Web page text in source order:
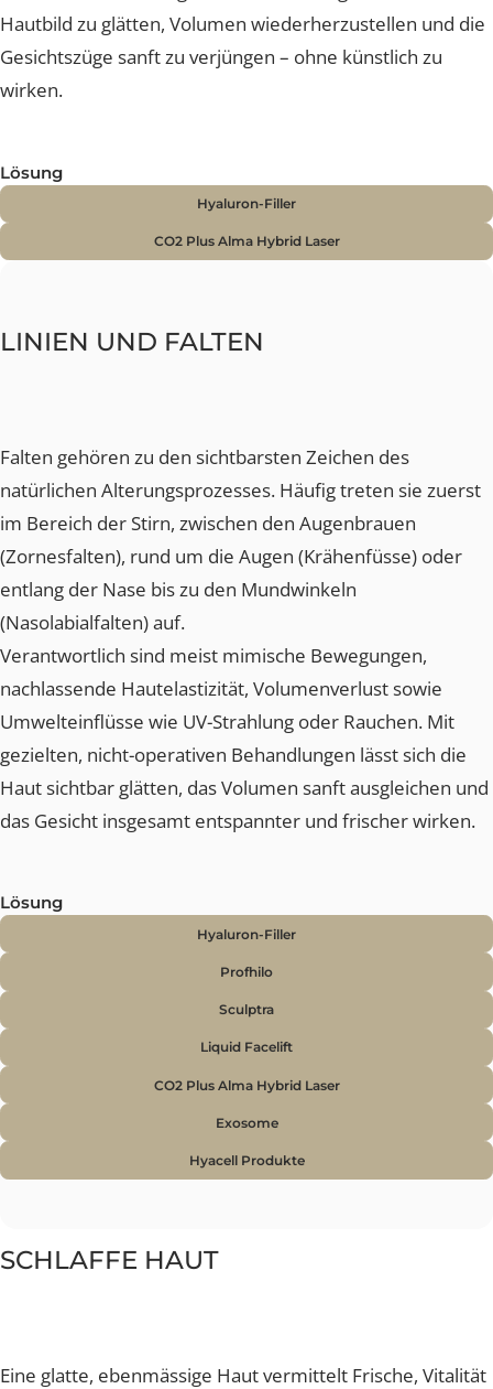
Krähenfüsse oder eingefallene Wangen – entstehen
durch den natürlichen Alterungsprozess, mimische
Bewegungen oder Umwelteinflüsse. Je nach
moderne Behandlungsmethoden in Frage, um das
Hautbild zu glätten, Volumen wiederherzustellen und
Gesichtszüge sanft zu verjüngen – ohne künstlich zu
LINIEN UND FALTEN
Falten gehören zu den sichtbarsten Zeichen des
natürlichen Alterungsprozesses. Häufig treten sie
im Bereich der Stirn, zwischen den Augenbrauen
(Zornesfalten), rund um die Augen (Krähenfüsse) oder
entlang der Nase bis zu den Mundwinkeln
(Nasolabialfalten) auf.
nachlassende Hautelastizität, Volumenverlust sowie
Umwelteinflüsse wie UV-Strahlung oder Rauchen. Mit
gezielten, nicht-operativen Behandlungen lässt sich die
Haut sichtbar glätten, das Volumen sanft ausgleichen
das Gesicht insgesamt entspannter und frischer
Lösung
Hyaluron-Filler